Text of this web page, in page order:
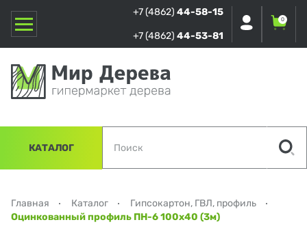
+7 (4862) 44-58-15
+7 (4862) 44-53-81
0
КАТАЛОГ
Главная Каталог
Гипсокартон, ГВЛ, профиль
Оцинкованный профиль ПН-6 100х40 (3м)